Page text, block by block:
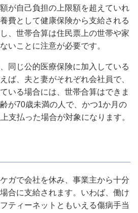
が自己負担の上限額を超えていれ
費として健康保険から支給される
、世帯合算は住民票上の世帯や家
いことに注意が必要です。
同じ公的医療保険に加入している
ば、夫と妻がそれぞれ会社員で、
いる場合には、世帯合算はできま
が70歳未満の人で、かつ1か月の
支払った場合が対象になります。
ガで会社を休み、事業主から十分
合に支給されます。いわば、働け
ティーネットともいえる傷病手当